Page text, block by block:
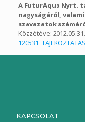
A FuturAqua Nyrt.
nagyságáról,
szavazatok
Közzétéve: 2012.05.31.
KAPCSOLAT